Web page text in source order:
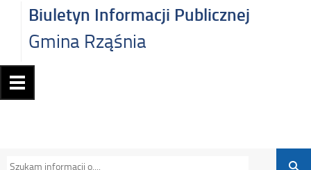
Biuletyn Informacji Publicznej
Gmina Rząśnia